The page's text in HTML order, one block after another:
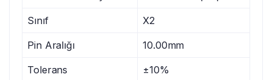
Sınıf X2
Pin Aralığı 10.00mm
Tolerans ±10%